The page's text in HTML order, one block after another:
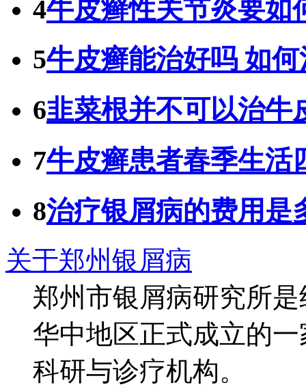
4牛皮癣性关节炎要如
5牛皮癣能治好吗 如
6韭菜根并不可以治牛
7牛皮癣患者春季生活
8治疗银屑病的费用是
关于郑州银屑病
郑州市银屑病研究所
华中地区正式成立的
科研与诊疗机构。